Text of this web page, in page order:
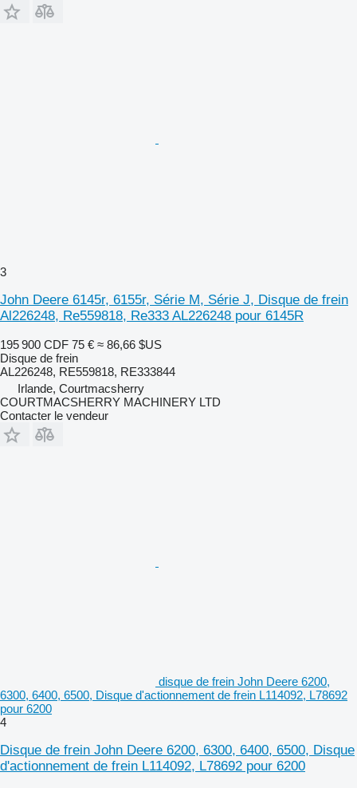
3
John Deere 6145r, 6155r, Série M, Série J, Disque de frein
Al226248, Re559818, Re333 AL226248 pour 6145R
195 900 CDF 75 € ≈ 86,66 $US
Disque de frein
AL226248, RE559818, RE333844
Irlande, Courtmacsherry
COURTMACSHERRY MACHINERY LTD
Contacter le vendeur
disque de frein John Deere 6200,
6300, 6400, 6500, Disque d'actionnement de frein L114092, L78692
pour 6200
4
Disque de frein John Deere 6200, 6300, 6400, 6500, Disque
d'actionnement de frein L114092, L78692 pour 6200